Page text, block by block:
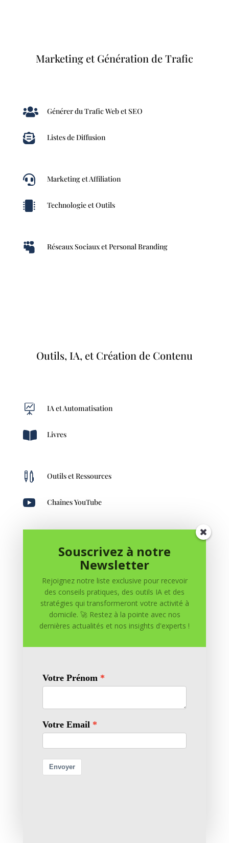
Marketing et Génération de Trafic
 Générer du Trafic Web et SEO
 Listes de Diffusion
 Marketing et Affiliation
 Technologie et Outils
 Réseaux Sociaux et Personal Branding
Outils, IA, et Création de Contenu
 IA et Automatisation
 Livres
 Outils et Ressources
 Chaînes YouTube
Soumettre un commentaire
obligatoires sont indiqués avec*
Souscrivez à notre
Newsletter
Rejoignez notre liste exclusive pour recevoir
des conseils pratiques, des outils IA et des
stratégies qui transformeront votre activité à
domicile. 🚀 Restez à la pointe avec nos
dernières actualités et nos insights d'experts !